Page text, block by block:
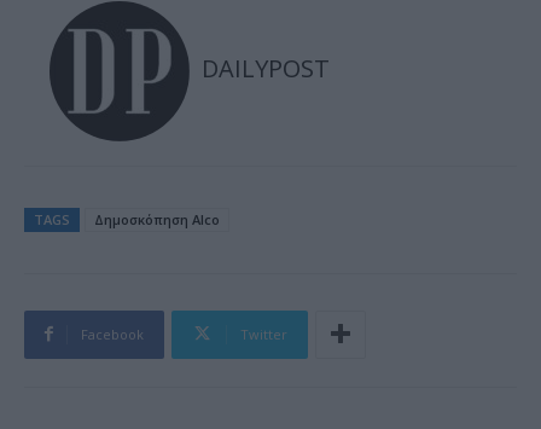
DAILYPOST
TAGS Δημοσκόπηση Alco
Facebook Twitter